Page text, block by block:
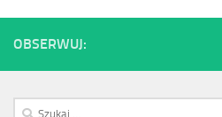
OBSERWUJ:
Szukaj: